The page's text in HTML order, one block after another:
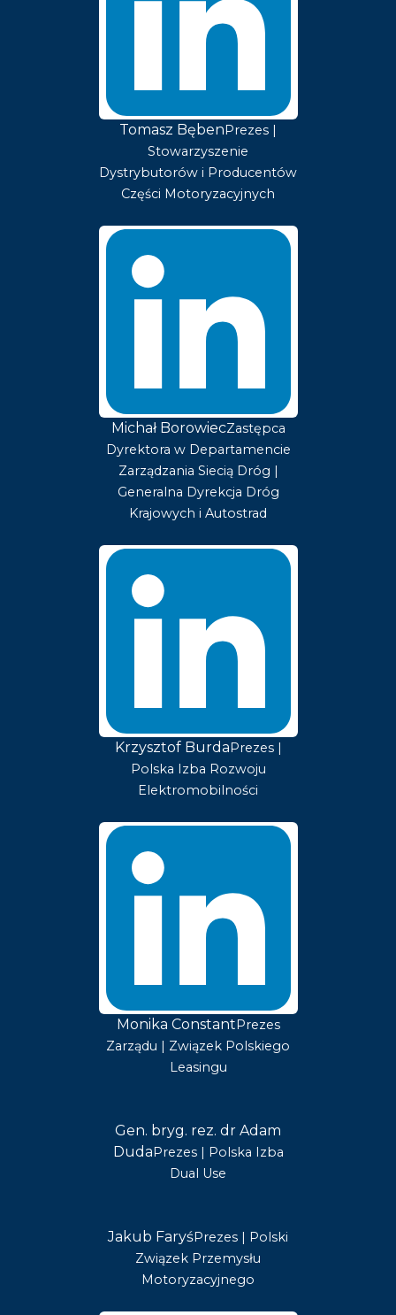
Tomasz BębenPrezes |
Stowarzyszenie
Dystrybutorów i Producentów
Części Motoryzacyjnych
Michał BorowiecZastępca
Dyrektora w Departamencie
Zarządzania Siecią Dróg |
Generalna Dyrekcja Dróg
Krajowych i Autostrad
Krzysztof BurdaPrezes |
Polska Izba Rozwoju
Elektromobilności
Monika ConstantPrezes
Zarządu | Związek Polskiego
Leasingu
Gen. bryg. rez. dr Adam
DudaPrezes | Polska Izba
Dual Use
Jakub FaryśPrezes | Polski
Związek Przemysłu
Motoryzacyjnego